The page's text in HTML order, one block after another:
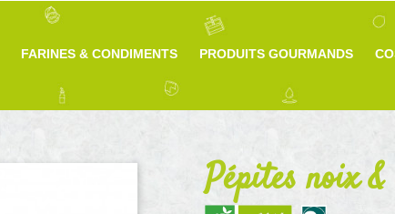
FARINES & CONDIMENTS PRODUITS GOURMANDS
Pépites noix